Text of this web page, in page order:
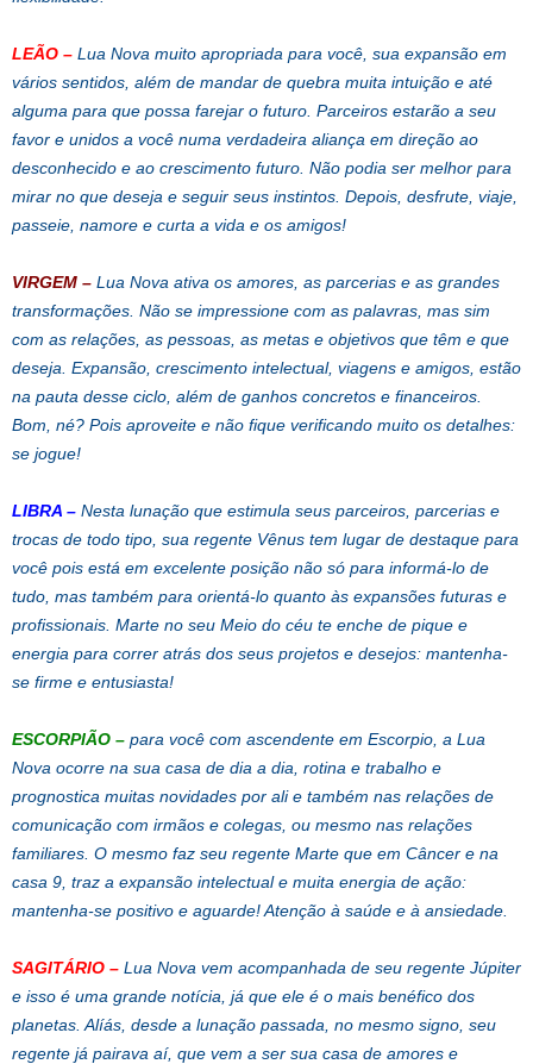
LEÃO – Lua Nova muito apropriada para você, sua expansão em
vários sentidos, além de mandar de quebra muita intuição e até
alguma para que possa farejar o futuro. Parceiros estarão a seu
favor e unidos a você numa verdadeira aliança em direção ao
desconhecido e ao crescimento futuro. Não podia ser melhor para
mirar no que deseja e seguir seus instintos. Depois, desfrute, viaje,
passeie, namore e curta a vida e os amigos!
VIRGEM – Lua Nova ativa os amores, as parcerias e as grandes
transformações. Não se impressione com as palavras, mas sim
com as relações, as pessoas, as metas e objetivos que têm e que
deseja. Expansão, crescimento intelectual, viagens e amigos, estão
na pauta desse ciclo, além de ganhos concretos e financeiros.
Bom, né? Pois aproveite e não fique verificando muito os detalhes:
se jogue!
LIBRA – Nesta lunação que estimula seus parceiros, parcerias e
trocas de todo tipo, sua regente Vênus tem lugar de destaque para
você pois está em excelente posição não só para informá-lo de
tudo, mas também para orientá-lo quanto às expansões futuras e
profissionais. Marte no seu Meio do céu te enche de pique e
energia para correr atrás dos seus projetos e desejos: mantenha-
se firme e entusiasta!
ESCORPIÃO – para você com ascendente em Escorpio, a Lua
Nova ocorre na sua casa de dia a dia, rotina e trabalho e
prognostica muitas novidades por ali e também nas relações de
comunicação com irmãos e colegas, ou mesmo nas relações
familiares. O mesmo faz seu regente Marte que em Câncer e na
casa 9, traz a expansão intelectual e muita energia de ação:
mantenha-se positivo e aguarde! Atenção à saúde e à ansiedade.
SAGITÁRIO – Lua Nova vem acompanhada de seu regente Júpiter
e isso é uma grande notícia, já que ele é o mais benéfico dos
planetas. Alíás, desde a lunação passada, no mesmo signo, seu
regente já pairava aí, que vem a ser sua casa de amores e